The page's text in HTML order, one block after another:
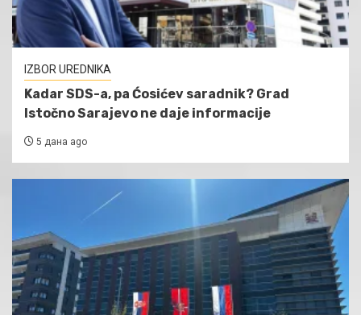
IZBOR UREDNIKA
Kadar SDS-a, pa Ćosićev saradnik? Grad
Istočno Sarajevo ne daje informacije
5 дана ago